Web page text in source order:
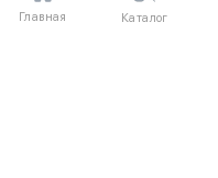
Главная Каталог